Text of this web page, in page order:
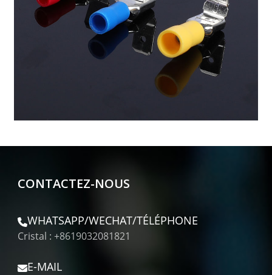
CONTACTEZ-NOUS
WHATSAPP/WECHAT/TÉLÉPHONE
Cristal : +8619032081821
E-MAIL